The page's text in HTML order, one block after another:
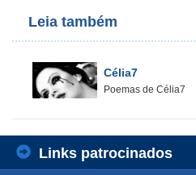
Leia também
Célia7
Poemas de Célia7
Links patrocinados